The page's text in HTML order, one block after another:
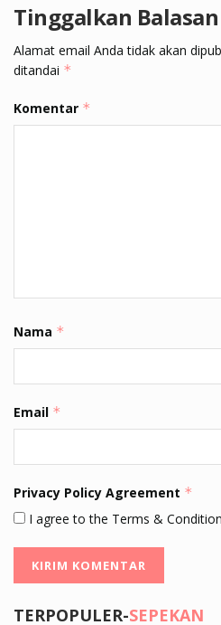
Tinggalkan Balasan
Alamat email Anda tidak akan
ditandai *
Komentar *
Nama *
Email *
Privacy Policy Agreement *
I agree to the Terms &
TERPOPULER-SEPEKAN